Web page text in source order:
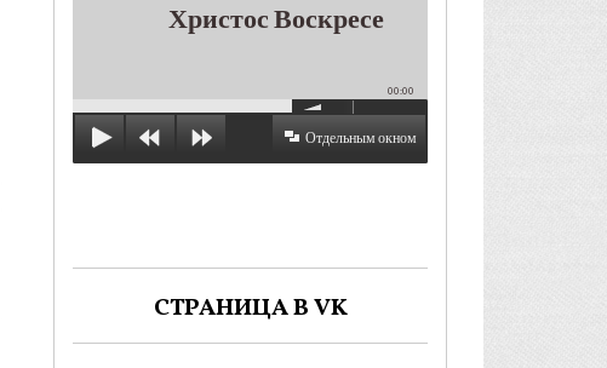
Христос Воскресе
00:00
Отдельным окном
СТРАНИЦА В VK